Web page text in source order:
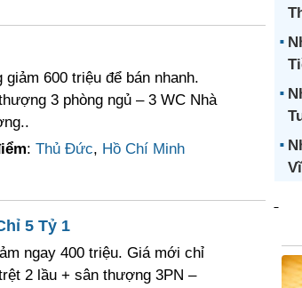
600 triệu để bán nhanh.
3 phòng ngủ – 3 WC Nhà
: Thủ Đức, Hồ Chí Minh
5 Tỷ 1
ngay 400 triệu. Giá mới chỉ
2 lầu + sân thượng 3PN –